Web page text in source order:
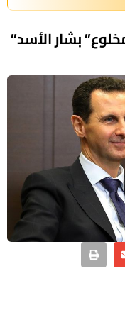
بشار الأسد”